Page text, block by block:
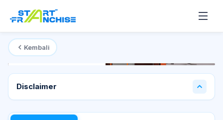
Kembali
Mulai dari
Rp 70 Juta
Disclaimer